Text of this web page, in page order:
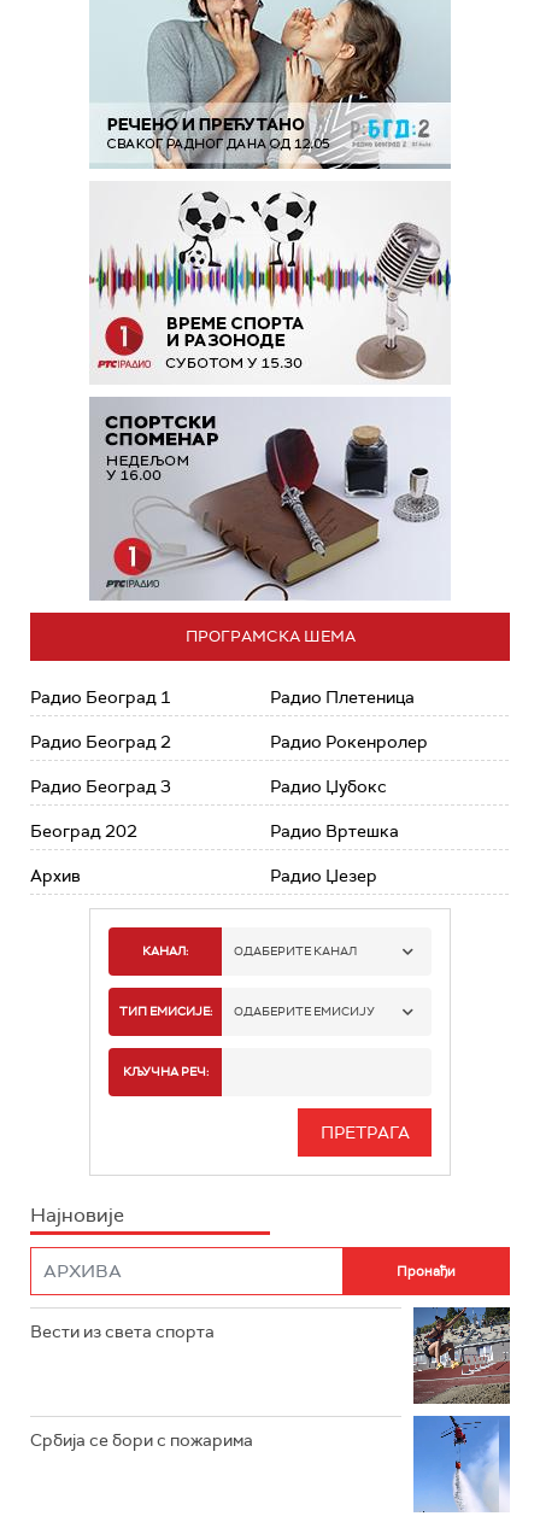
ПРОГРАМСКА ШЕМА
Радио Београд 1
Радио Београд 2
Радио Београд 3
Београд 202
Архив
Радио Плетеница
Радио Рокенролер
Радио Џубокс
Радио Вртешка
Радио Џезер
КАНАЛ: ОДАБЕРИТЕ КАНАЛ
РАДИО БЕОГРАД 1
РАДИО БЕОГРАД 3
РАДИО РОКЕНРОЛЕР
РАДИО ЏЕЗЕР
ТИП ЕМИСИЈЕ: ОДАБЕРИТЕ ЕМИСИЈУ
ИНФО
КЉУЧНА РЕЧ:
Најновије
Вести из света спорта
Србија се бори с пожарима